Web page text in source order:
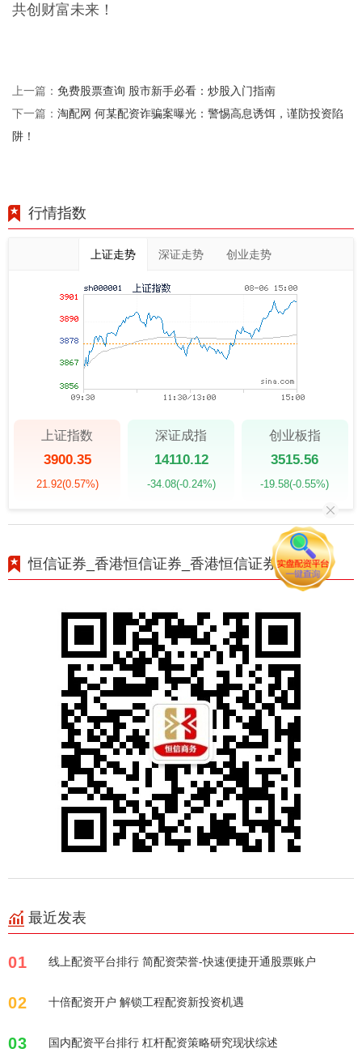
共创财富未来！
上一篇： 免费股票查询 股市新手必看：炒股入门指南
下一篇： 淘配网 何某配资诈骗案曝光：警惕高息诱饵，谨防投资陷
阱！
行情指数
上证走势 深证走势 创业走势
上证指数
3900.35
21.92(0.57%)
深证成指
14110.12
-34.08(-0.24%)
创业板指
3515.56
-19.58(-0.55%)
恒信证券_香港恒信证券_香港恒信证券APP
最近发表
01 线上配资平台排行 简配资荣誉-快速便捷开通股票账户
02 十倍配资开户 解锁工程配资新投资机遇
03 国内配资平台排行 杠杆配资策略研究现状综述